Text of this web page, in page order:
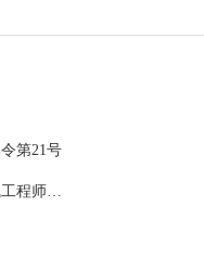
rsks/articles/
第21号
执业有